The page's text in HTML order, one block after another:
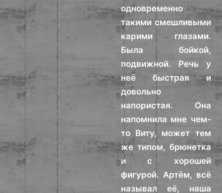
одновременно
такими смешливыми
карими глазами.
Была бойкой,
подвижной. Речь у
неё быстрая и
довольно
напористая. Она
напомнила мне чем-
то Виту, может тем
же типом, брюнетка
и с хорошей
фигурой. Артём, всё
называл её, наша